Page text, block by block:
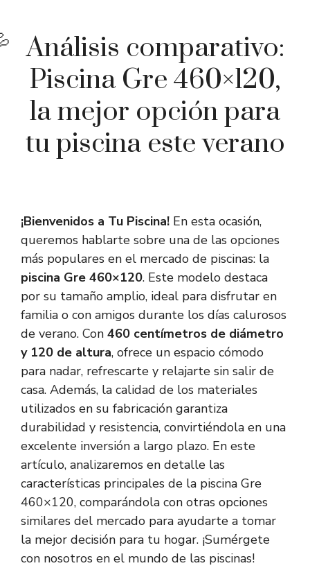
Análisis comparativo:
Piscina Gre 460×120,
la mejor opción para
tu piscina este verano
¡Bienvenidos a Tu Piscina! En esta ocasión,
queremos hablarte sobre una de las opciones
más populares en el mercado de piscinas: la
piscina Gre 460×120. Este modelo destaca
por su tamaño amplio, ideal para disfrutar en
familia o con amigos durante los días calurosos
de verano. Con 460 centímetros de diámetro
y 120 de altura, ofrece un espacio cómodo
para nadar, refrescarte y relajarte sin salir de
casa. Además, la calidad de los materiales
utilizados en su fabricación garantiza
durabilidad y resistencia, convirtiéndola en una
excelente inversión a largo plazo. En este
artículo, analizaremos en detalle las
características principales de la piscina Gre
460×120, comparándola con otras opciones
similares del mercado para ayudarte a tomar
la mejor decisión para tu hogar. ¡Sumérgete
con nosotros en el mundo de las piscinas!